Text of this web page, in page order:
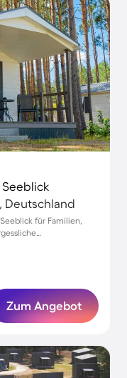
Deutschland
für Familien,
Zum Angebot